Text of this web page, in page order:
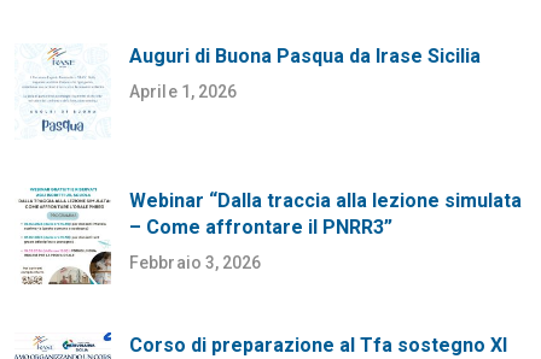
Auguri di Buona Pasqua da Irase Sicilia
Aprile 1, 2026
Webinar “Dalla traccia alla lezione simulata
– Come affrontare il PNRR3”
Febbraio 3, 2026
Corso di preparazione al Tfa sostegno XI